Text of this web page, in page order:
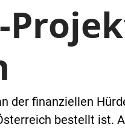
der finanziellen
bestellt ist.